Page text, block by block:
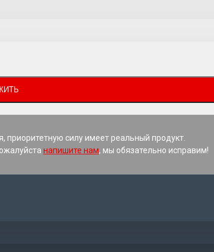
приоритетную силу имеет реальный продукт.
напишите нам, мы обязательно исправим!